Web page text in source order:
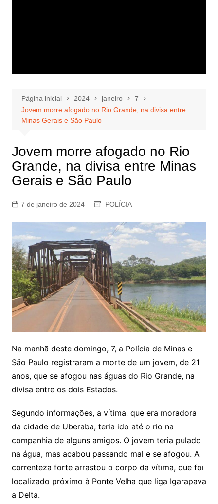
Página inicial 2024 janeiro
7
Jovem morre afogado no Rio Grande, na divisa entre
Minas Gerais e São Paulo
Jovem morre afogado no Rio
Grande, na divisa entre Minas
Gerais e São Paulo
7 de janeiro de 2024 POLÍCIA
Na manhã deste domingo, 7, a Polícia de Minas e
São Paulo registraram a morte de um jovem, de 21
anos, que se afogou nas águas do Rio Grande, na
divisa entre os dois Estados.
Segundo informações, a vítima, que era moradora
da cidade de Uberaba, teria ido até o rio na
companhia de alguns amigos. O jovem teria pulado
na água, mas acabou passando mal e se afogou. A
correnteza forte arrastou o corpo da vítima, que foi
localizado próximo à Ponte Velha que liga Igarapava
a Delta.